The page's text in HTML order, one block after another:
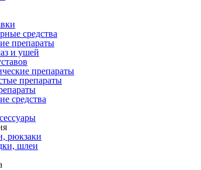
средства
препараты
и ушей
препараты
препараты
средства
рюкзаки
шлеи